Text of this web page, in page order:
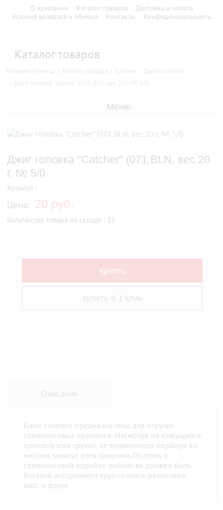
О компании Каталог товаров
Доставка и оплата
Условия возврата и обмена
Контакты Конфиденциальность
Каталог товаров
Меню
Джиг головка "Catcher" (071,BLN, вес 20
г, № 5/0
Артикул :
Цена: 20 руб.
Количество товара на складе : 23
купить
купить в 1 клик
Описание
Джиг-головки предназначены для огрузки
спиннинговых приманок. Несмотря на кажущуюся
простоту этих грузил, от правильного подбора во
многом зависит клев хищника. Поэтому в
спиннинговой коробке рыболова должен быть
богатый ассортимент груз-головок различных
масс и форм.